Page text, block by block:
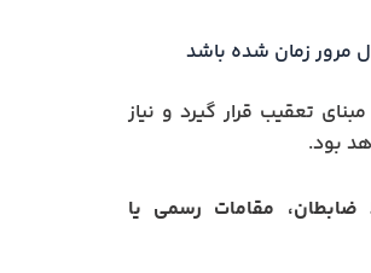
مرور زمان شده باشد
تعقیب قرار گیرد و نیاز
بود.
ضابطان، مقامات رسمی یا